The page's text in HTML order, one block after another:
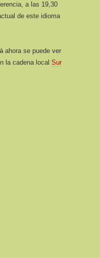
a las 19,30
de este idioma
ahora se puede ver
la cadena local Sur